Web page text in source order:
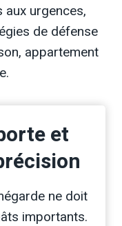
aux urgences,
de défense
appartement
et
ne doit
importants.